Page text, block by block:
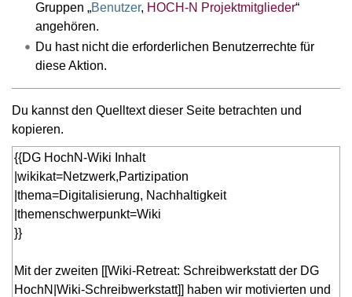
Gruppen „Benutzer, HOCH-N Projektmitglieder“
angehören.
Du hast nicht die erforderlichen Benutzerrechte für
diese Aktion.
Du kannst den Quelltext dieser Seite betrachten und
kopieren.